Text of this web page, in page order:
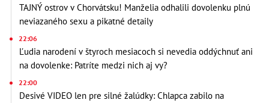
TAJNÝ ostrov v Chorvátsku! Manželia odhalili dovolenku plnú
neviazaného sexu a pikatné detaily
22:06
Ľudia narodení v štyroch mesiacoch si nevedia oddýchnuť ani
na dovolenke: Patríte medzi nich aj vy?
22:00
Desivé VIDEO len pre silné žalúdky: Chlapca zabilo na